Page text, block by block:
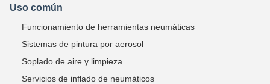
Uso común
Funcionamiento de herramientas neumáticas
Sistemas de pintura por aerosol
Soplado de aire y limpieza
Servicios de inflado de neumáticos